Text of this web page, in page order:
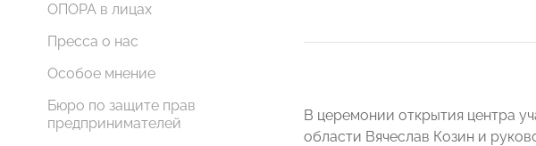
ОПОРА в лицах
Пресса о нас
Особое мнение
Бюро по защите прав
предпринимателей
В церемонии открытия центра
области Вячеслав Козин и